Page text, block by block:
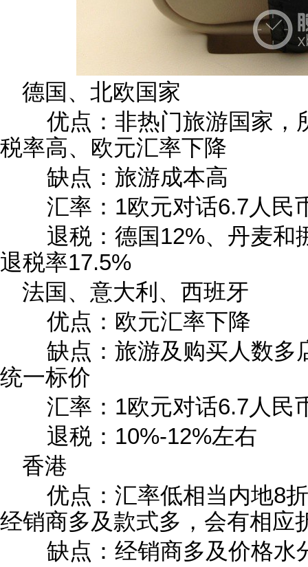
德国、北欧国家
优点：非热门旅游国家，
税率高、欧元汇率下降
缺点：旅游成本高
汇率：1欧元对话6.7人民
退税：德国12%、丹麦和
退税率17.5%
法国、意大利、西班牙
优点：欧元汇率下降
缺点：旅游及购买人数多
统一标价
汇率：1欧元对话6.7人民
退税：10%-12%左右
香港
优点：汇率低相当内地8
经销商多及款式多，会有相应
缺点：经销商多及价格水